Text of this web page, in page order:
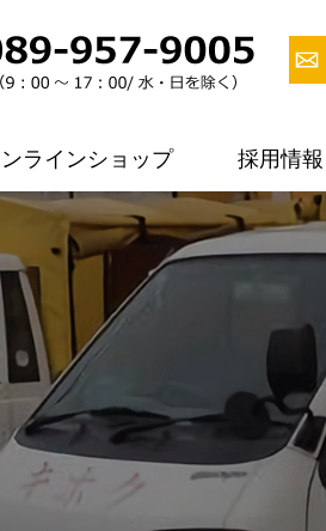
ラインショップ 採用情報